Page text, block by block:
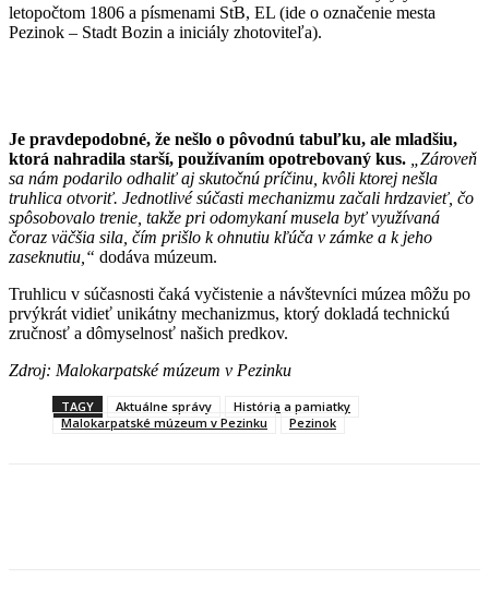
letopočtom 1806 a písmenami StB, EL (ide o označenie mesta
Pezinok – Stadt Bozin a iniciály zhotoviteľa).
Je pravdepodobné, že nešlo o pôvodnú tabuľku, ale mladšiu,
ktorá nahradila starší, používaním opotrebovaný kus.
„Zároveň
sa nám podarilo odhaliť aj skutočnú príčinu, kvôli ktorej nešla
truhlica otvoriť. Jednotlivé súčasti mechanizmu začali hrdzavieť, čo
spôsobovalo trenie, takže pri odomykaní musela byť využívaná
čoraz väčšia sila, čím prišlo k ohnutiu kľúča v zámke a k jeho
zaseknutiu,“ dodáva múzeum.
Truhlicu v súčasnosti čaká vyčistenie a návštevníci múzea môžu po
prvýkrát vidieť unikátny mechanizmus, ktorý dokladá technickú
zručnosť a dômyselnosť našich predkov.
Zdroj: Malokarpatské múzeum v Pezinku
TAGY Aktuálne správy
História a pamiatky
Malokarpatské múzeum v Pezinku
Pezinok